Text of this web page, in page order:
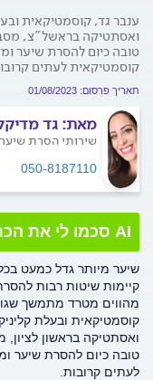
ענבר גד, קוסמטיקאית
ואסתטיקה בראשל"צ,
טובה כיום להסרת שיער
קוסמטיקאית לעתים
תאריך פרסום: 01/08/2023
מאת: גד
שירותי הסרת שיער
050-8187110
AI סכמו לי את הכתבה
שיער מיותר גדל כמעט
קיימות שיטות רבות
מהווים מטרד מתמשך
קוסמטיקאית ובעלת
ואסתטיקה בראשון לציון,
טובה כיום להסרת שיער
לעתים קרובות.